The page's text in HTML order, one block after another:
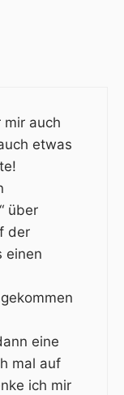
mir auch
etwas
über
der
einen
eine
mal auf
ich mir